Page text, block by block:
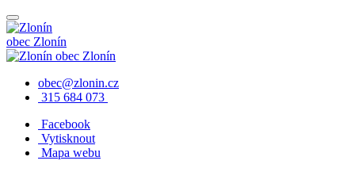
obec Zlonín
obec Zlonín
obec@zlonin.cz
315 684 073
Facebook
Vytisknout
Mapa webu